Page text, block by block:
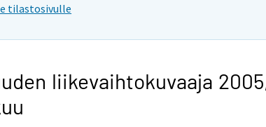
tilastosivulle
liikevaihtokuvaaja